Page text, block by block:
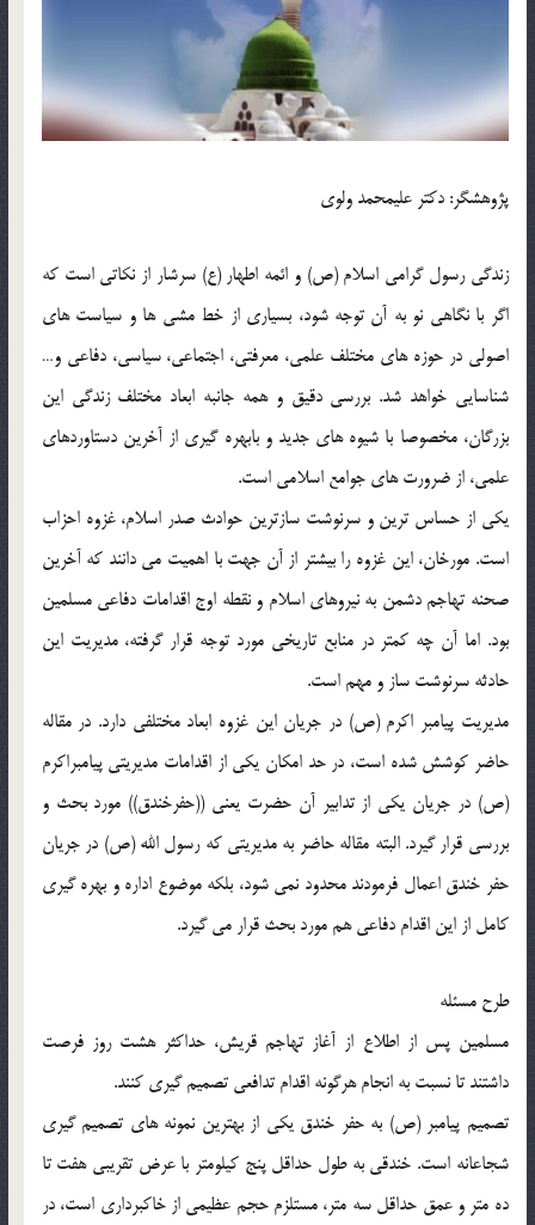
پژوهشگر: دکتر علیمحمد ولوى
زندگى رسول گرامى اسلام (ص) و ائمه اطهار (ع) سرشار از نکاتى است که
اگر با نگاهى نو به آن توجه شود، بسیارى از خط مشى ها و سیاست هاى
اصولى در حوزه هاى مختلف علمى، معرفتى، اجتماعى، سیاسى، دفاعى و…
شناسایى خواهد شد. بررسى دقیق و همه جانبه ابعاد مختلف زندگى این
بزرگان، مخصوصا با شیوه هاى جدید و بابهره گیرى از آخرین دستاوردهاى
علمى، از ضرورت هاى جوامع اسلامى است.
یکى از حساس ترین و سرنوشت سازترین حوادث صدر اسلام، غزوه احزاب
است. مورخان، این غزوه را بیشتر از آن جهت با اهمیت مى دانند که آخرین
صحنه تهاجم دشمن به نیروهاى اسلام و نقطه اوج اقدامات دفاعى مسلمین
بود. اما آن چه کمتر در منابع تاریخى مورد توجه قرار گرفته، مدیریت این
حادثه سرنوشت ساز و مهم است.
مدیریت پیامبر اکرم (ص) در جریان این غزوه ابعاد مختلفى دارد. در مقاله
حاضر کوشش شده است، در حد امکان یکى از اقدامات مدیریتى پیامبراکرم
(ص) در جریان یکى از تدابیر آن حضرت یعنى ((حفرخندق)) مورد بحث و
بررسى قرار گیرد. البته مقاله حاضر به مدیریتى که رسول الله (ص) در جریان
حفر خندق اعمال فرمودند محدود نمى شود، بلکه موضوع اداره و بهره گیرى
کامل از این اقدام دفاعى هم مورد بحث قرار مى گیرد.
طرح مسئله
مسلمین پس از اطلاع از آغاز تهاجم قریش، حداکثر هشت روز فرصت
داشتند تا نسبت به انجام هرگونه اقدام تدافعى تصمیم گیرى کنند.
تصمیم پیامبر (ص) به حفر خندق یکى از بهترین نمونه هاى تصمیم گیرى
شجاعانه است. خندقى به طول حداقل پنج کیلومتر با عرض تقریبى هفت تا
ده متر و عمق حداقل سه متر، مستلزم حجم عظیمى از خاکبردارى است، در